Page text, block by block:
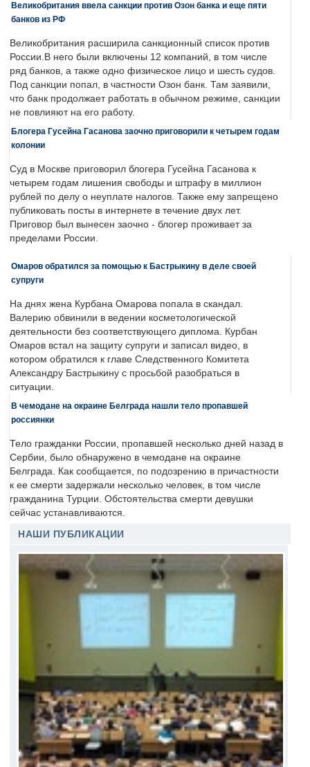
Великобритания ввела санкции против Озон банка и еще пяти
банков из РФ
Великобритания расширила санкционный список против
России.В него были включены 12 компаний, в том числе
ряд банков, а также одно физическое лицо и шесть судов.
Под санкции попал, в частности Озон банк. Там заявили,
что банк продолжает работать в обычном режиме, санкции
не повлияют на его работу.
Блогера Гусейна Гасанова заочно приговорили к четырем годам
колонии
Суд в Москве приговорил блогера Гусейна Гасанова к
четырем годам лишения свободы и штрафу в миллион
рублей по делу о неуплате налогов. Также ему запрещено
публиковать посты в интернете в течение двух лет.
Приговор был вынесен заочно - блогер проживает за
пределами России.
Омаров обратился за помощью к Бастрыкину в деле своей
супруги
На днях жена Курбана Омарова попала в скандал.
Валерию обвинили в ведении косметологической
деятельности без соответствующего диплома. Курбан
Омаров встал на защиту супруги и записал видео, в
котором обратился к главе Следственного Комитета
Александру Бастрыкину с просьбой разобраться в
ситуации.
В чемодане на окраине Белграда нашли тело пропавшей
россиянки
Тело гражданки России, пропавшей несколько дней назад в
Сербии, было обнаружено в чемодане на окраине
Белграда. Как сообщается, по подозрению в причастности
к ее смерти задержали несколько человек, в том числе
гражданина Турции. Обстоятельства смерти девушки
сейчас устанавливаются.
НАШИ ПУБЛИКАЦИИ